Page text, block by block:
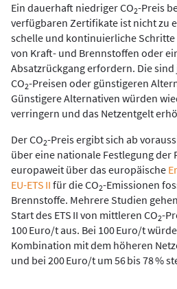
Ein dauerhaft niedriger CO2-Preis
verfügbaren Zertifikate ist nicht zu
schelle und kontinuierliche Schritte
von Kraft- und Brennstoffen oder
Absatzrückgang erfordern. Die
CO2-Preisen oder günstigeren
Günstigere Alternativen würden
verringern und das Netzentgelt
Der CO2-Preis ergibt sich ab
über eine nationale Festlegung der
europaweit über das europäische
EU-ETS II für die CO2-Emissionen
Brennstoffe. Mehrere Studien
Start des ETS II von mittleren CO2-
100 Euro/t aus. Bei 100 Euro/t
Kombination mit dem höheren
und bei 200 Euro/t um 56 bis 78 %